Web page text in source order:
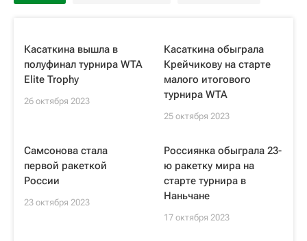
Касаткина вышла в
полуфинал турнира WTA
Elite Trophy
26 октября 2023
Касаткина обыграла
Крейчикову на старте
малого итогового
турнира WTA
25 октября 2023
Самсонова стала
первой ракеткой
России
23 октября 2023
Россиянка обыграла 23-
ю ракетку мира на
старте турнира в
Наньчане
17 октября 2023